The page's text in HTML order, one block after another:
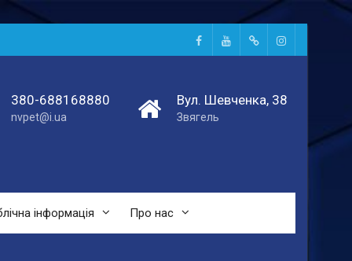
FacebookYoutubeTelegtamInstagram
380-688168880
nvpet@i.ua
Вул. Шевченка, 38
Звягель
інформація Про нас